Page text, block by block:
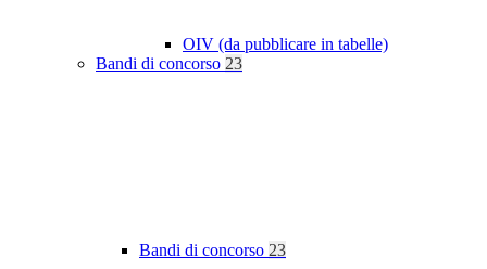
OIV (da pubblicare in tabelle)
Bandi di concorso 23
Bandi di concorso 23